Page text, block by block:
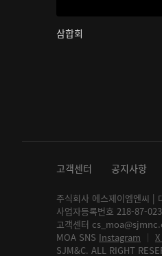
삼합회
고객센터 공지사항
주식회사 에스제이엠엔씨 |
사업자등록번호 218-87-
고객센터
MOA SNS Instagram │
SJM&C. ALL RIGHT